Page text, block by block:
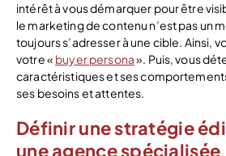
intérêt à vous démarquer pour être
le marketing de contenu n’est pas un
toujours s’adresser à une cible. Ainsi,
votre « buyer persona». Puis, vous
caractéristiques et ses
ses besoins et attentes.
Définir une stratégie
une agence spécialisée